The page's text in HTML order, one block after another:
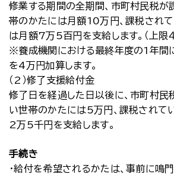
修業する期間の全期間、市町村民税が
帯のかたには月額10万円、課税され
は月額7万5百円を支給します。（上限４
※養成機関における最終年度の1年間
を4万円加算します。
（2）修了支援給付金
修了日を経過した日以後に、市町村民
い世帯のかたには5万円、課税されて
2万5千円を支給します。
手続き
・給付を希望されるかたは、事前に鳴